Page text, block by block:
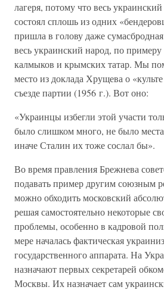
лагеря, потому что весь украинский
состоял сплошь из одних
пришла в голову даже
весь украинский народ, по примеру
калмыков и крымских татар. Мы
место из доклада Хрущева о
съезде партии (1956 г.). Вот оно:
«Украинцы избегли этой участи
было слишком много, не было места
иначе Сталин их тоже сослал бы».
Во время правления Брежнева
подавать пример другим союзным
можно обходить московский
решая самостоятельно некоторые
проблемы, особенно в кадровой
мере началась фактическая
государственного аппарата. На
назначают первых секретарей
Москвы. Их назначает сам